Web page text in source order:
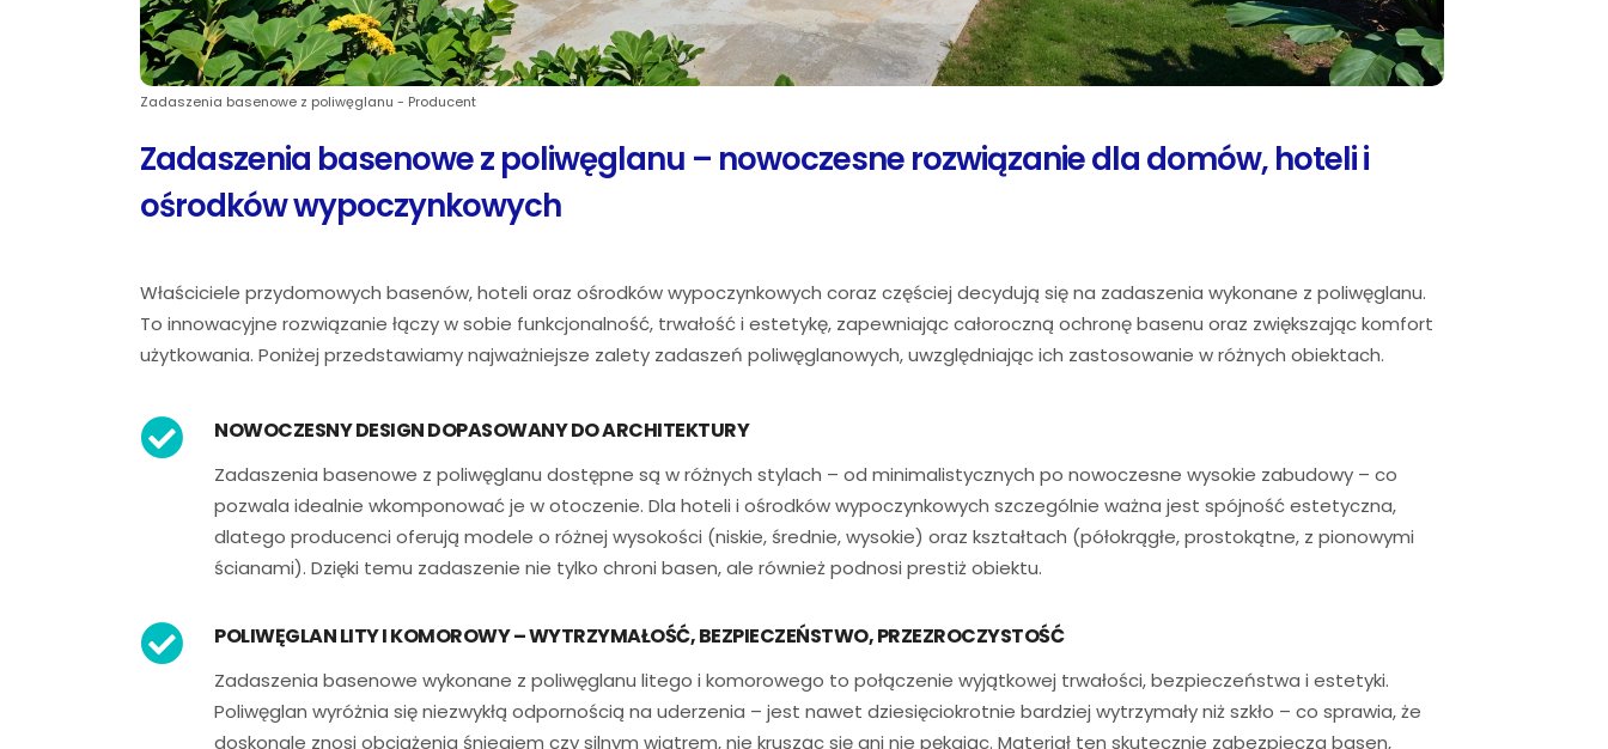
Zadaszenia basenowe z poliwęglanu - Producent
Zadaszenia basenowe z poliwęglanu – nowoczesne rozwiązanie dla domów, hoteli i
ośrodków wypoczynkowych
Właściciele przydomowych basenów, hoteli oraz ośrodków wypoczynkowych coraz częściej decydują się na zadaszenia wykonane z poliwęglanu.
To innowacyjne rozwiązanie łączy w sobie funkcjonalność, trwałość i estetykę, zapewniając całoroczną ochronę basenu oraz zwiększając komfort
użytkowania. Poniżej przedstawiamy najważniejsze zalety zadaszeń poliwęglanowych, uwzględniając ich zastosowanie w różnych obiektach.
NOWOCZESNY DESIGN DOPASOWANY DO ARCHITEKTURY
Zadaszenia basenowe z poliwęglanu dostępne są w różnych stylach – od minimalistycznych po nowoczesne wysokie zabudowy – co
pozwala idealnie wkomponować je w otoczenie. Dla hoteli i ośrodków wypoczynkowych szczególnie ważna jest spójność estetyczna,
dlatego producenci oferują modele o różnej wysokości (niskie, średnie, wysokie) oraz kształtach (półokrągłe, prostokątne, z pionowymi
ścianami). Dzięki temu zadaszenie nie tylko chroni basen, ale również podnosi prestiż obiektu.
POLIWĘGLAN LITY I KOMOROWY – WYTRZYMAŁOŚĆ, BEZPIECZEŃSTWO, PRZEZROCZYSTOŚĆ
Zadaszenia basenowe wykonane z poliwęglanu litego i komorowego to połączenie wyjątkowej trwałości, bezpieczeństwa i estetyki.
Poliwęglan wyróżnia się niezwykłą odpornością na uderzenia – jest nawet dziesięciokrotnie bardziej wytrzymały niż szkło – co sprawia, że
doskonale znosi obciążenia śniegiem czy silnym wiatrem, nie krusząc się ani nie pękając. Materiał ten skutecznie zabezpiecza basen,